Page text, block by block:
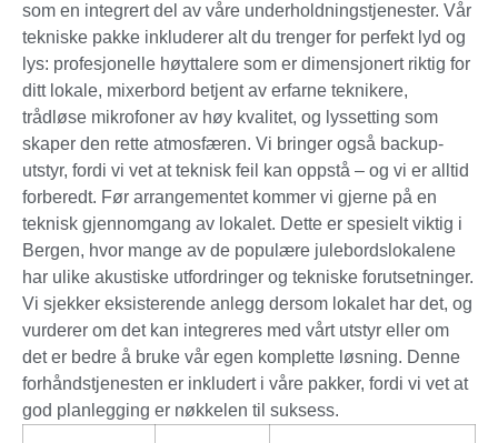
som en integrert del av våre underholdningstjenester. Vår
tekniske pakke inkluderer alt du trenger for perfekt lyd og
lys: profesjonelle høyttalere som er dimensjonert riktig for
ditt lokale, mixerbord betjent av erfarne teknikere,
trådløse mikrofoner av høy kvalitet, og lyssetting som
skaper den rette atmosfæren. Vi bringer også backup-
utstyr, fordi vi vet at teknisk feil kan oppstå – og vi er alltid
forberedt. Før arrangementet kommer vi gjerne på en
teknisk gjennomgang av lokalet. Dette er spesielt viktig i
Bergen, hvor mange av de populære julebordslokalene
har ulike akustiske utfordringer og tekniske forutsetninger.
Vi sjekker eksisterende anlegg dersom lokalet har det, og
vurderer om det kan integreres med vårt utstyr eller om
det er bedre å bruke vår egen komplette løsning. Denne
forhåndstjenesten er inkludert i våre pakker, fordi vi vet at
god planlegging er nøkkelen til suksess.